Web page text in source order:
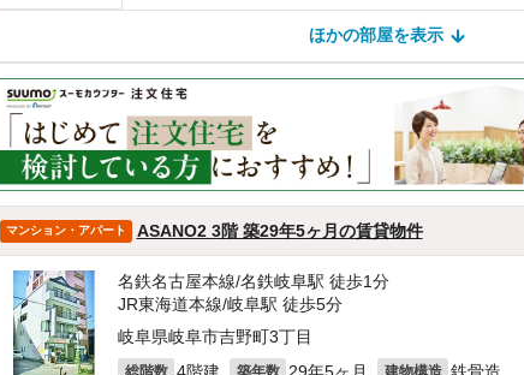
ほかの部屋を表示
ほかの部屋は見つかりませんでした
マンション・アパート ASANO2 3階 築29年5ヶ月の賃貸物件
名鉄名古屋本線/名鉄岐阜駅 徒歩1分
JR東海道本線/岐阜駅 徒歩5分
岐阜県岐阜市吉野町3丁目
総階数 4階建 築年数 29年5ヶ月 建物構造 鉄骨造